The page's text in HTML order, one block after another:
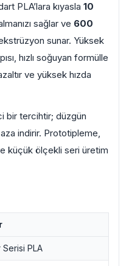
PLA’lara kıyasla 10
sağlar ve 600
sunar. Yüksek
hızlı soğuyan formülle
ve yüksek hızda
bir tercihtir; düzgün
aza indirir. Prototipleme,
küçük ölçekli seri üretim
PLA